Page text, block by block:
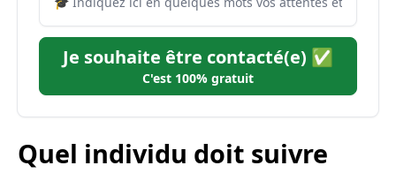
Je souhaite être contacté(e) ✅
C'est 100% gratuit
Quel individu doit suivre